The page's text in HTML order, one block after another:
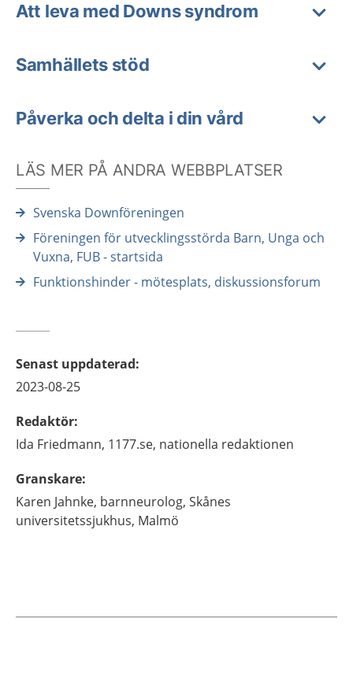
Att leva med Downs syndrom
Samhällets stöd
Påverka och delta i din vård
LÄS MER PÅ ANDRA WEBBPLATSER
Svenska Downföreningen
Föreningen för utvecklingsstörda Barn, Unga och
Vuxna, FUB - startsida
Funktionshinder - mötesplats, diskussionsforum
Senast uppdaterad:
2023-08-25
Redaktör:
Ida Friedmann, 1177.se, nationella redaktionen
Granskare:
Karen Jahnke, barnneurolog, Skånes
universitetssjukhus, Malmö